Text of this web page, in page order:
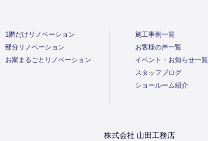
1階だけリノベーション
部分リノベーション
お家まるごとリノベーション
施工事例一覧
お客様の声一覧
イベント・お知らせ一覧
スタッフブログ
ショールーム紹介
株式会社 山田工務店